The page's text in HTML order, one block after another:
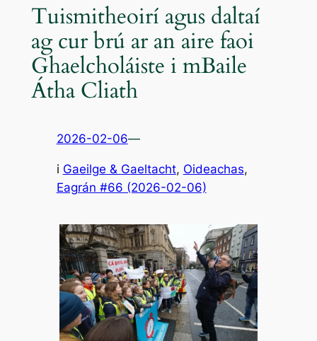
Tuismitheoirí agus daltaí
ag cur brú ar an aire faoi
Ghaelcholáiste i mBaile
Átha Cliath
2026-02-06—
i Gaeilge & Gaeltacht, Oideachas,
Eagrán #66 (2026-02-06)